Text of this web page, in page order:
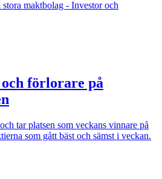
maktbolag - Investor och
förlorare på
tar platsen som veckans vinnare på
som gått bäst och sämst i veckan.